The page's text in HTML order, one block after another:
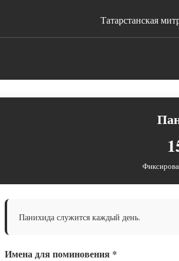
Татарстанская
Панихида служится каждый день.
Имена для поминовения *